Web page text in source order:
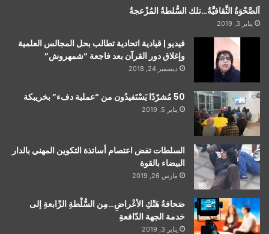
اَلصَّحْوَةُ الثَّقافيَّةُ…تلك السُّلطةُ المُزْعجةُ
يناير 3, 2019
فيديو | قيادية اتحادية تطالب بحل المجالس العلمية
وإغلاق دور القرآن بعد فاجعة “شمهروش”
ديسمبر 24, 2018
50 مُشرّدًا يَسْتَفيدُون من “عملية دفء” بخريبكة
يناير 5, 2019
السلطات تفض اعتصام أساتذة التكوين المهني بالدار
البيضاء بالقوة
مارس 26, 2019
صَحافةُ هَتْكِ الأعْراضِ…مِن السُّلْطةِ الرِّابعةِ إلى
خدمة الجهة الدّافعةِ
يناير 3, 2019